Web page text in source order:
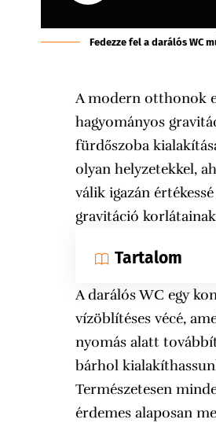
Fedezze fel a darálós WC
A modern otthonok
hagyományos
fürdőszoba
olyan helyzetekkel,
válik igazán
gravitáció
Tartalom
A darálós WC egy
vízöblítéses vécé,
nyomás alatt
bárhol
Természetesen
érdemes alaposan